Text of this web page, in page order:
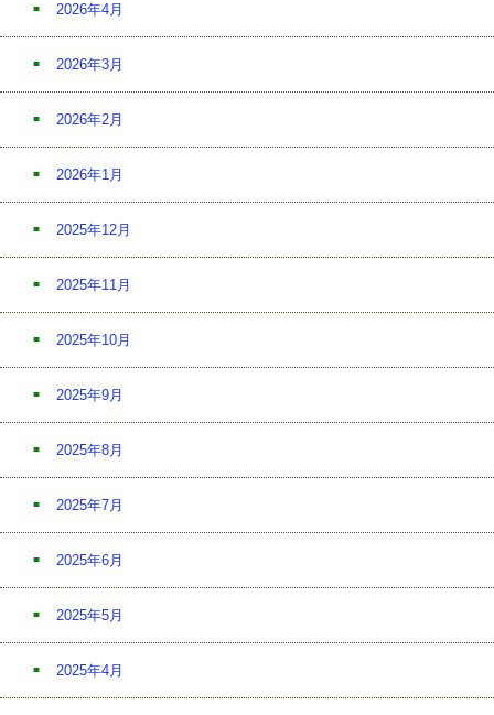
2026年4月
2026年3月
2026年2月
2026年1月
2025年12月
2025年11月
2025年10月
2025年9月
2025年8月
2025年7月
2025年6月
2025年5月
2025年4月